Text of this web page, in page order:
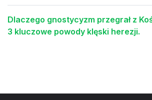
Dlaczego gnostycyzm przegrał z
3 kluczowe powody klęski herezji.